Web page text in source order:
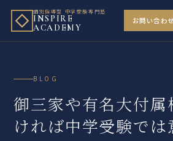
個別指導型 中学受験専門塾
INSPIRE
ACADEMY
お問い合わせ
BLOG
御三家や有名大付属
ければ中学受験では